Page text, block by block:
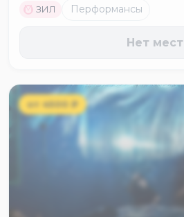
M ЗИЛ Перформансы
Нет мест
от 4500 ₽